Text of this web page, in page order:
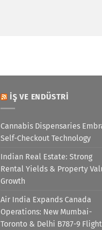
İŞ VE ENDÜSTRI
Cannabis Dispensaries
Self-Checkout Technology
Indian Real Estate: Strong
Rental Yields & Property
Growth
Air India Expands Canada
Operations: New Mumbai-
Toronto & Delhi B787-9